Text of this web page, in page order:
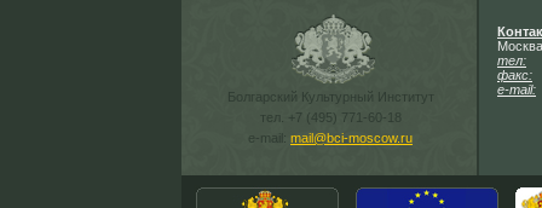
Болгарский Культурный Институт
тел. +7 (495) 771-60-18
e-mail: mail@bci-moscow.ru
тел:
факс:
e-mail: